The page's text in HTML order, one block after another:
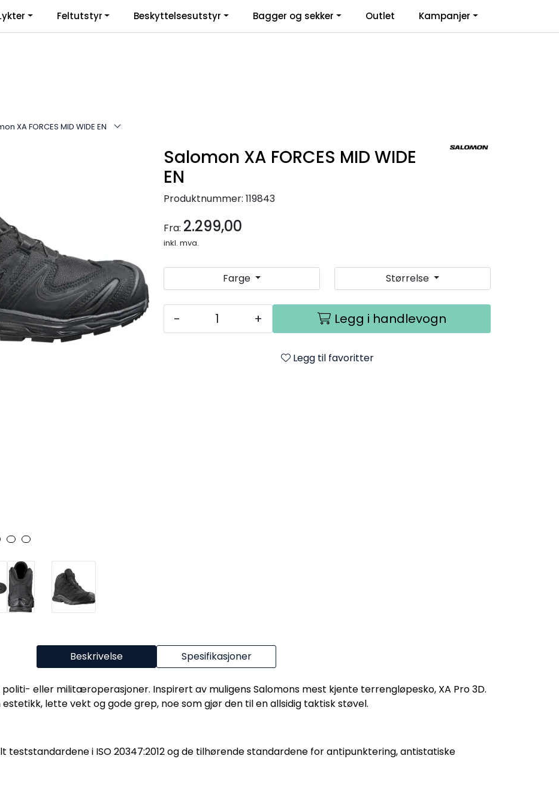
Infosenter Favoritter Logg inn
Feltutstyr Beskyttelsesutstyr Bagger og sekker Outlet Kampanjer
XA FORCES MID WIDE EN
Salomon XA FORCES MID WIDE
EN
Produktnummer: 119843
Fra: 2.299,00
inkl. mva.
Farge Størrelse
- + Legg i handlevogn
Legg til favoritter
Beskrivelse Spesifikasjoner
eller militæroperasjoner. Inspirert av muligens Salomons mest kjente terrengløpesko, XA Pro 3D.
estetikk, lette vekt og gode grep, noe som gjør den til en allsidig taktisk støvel.
i ISO 20347:2012 og de tilhørende standardene for antipunktering, antistatiske